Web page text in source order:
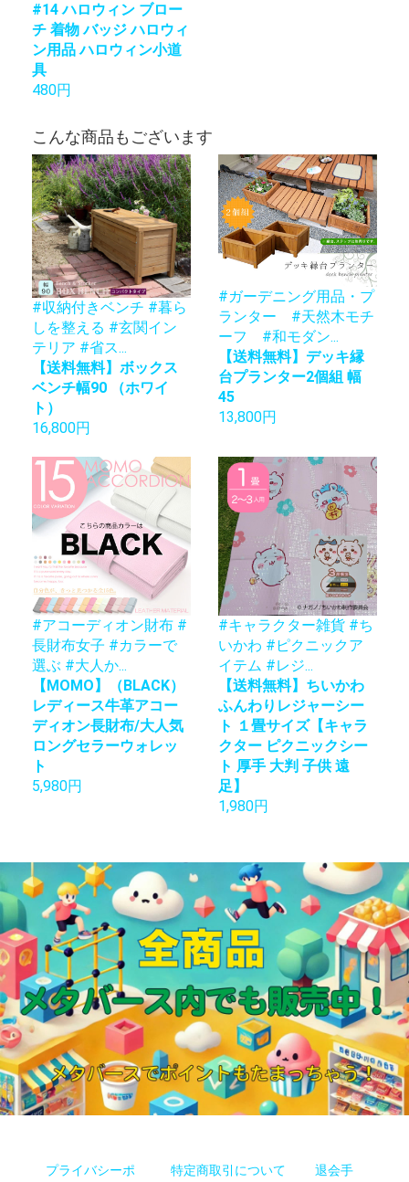
#14 ハロウィン ブロー
チ 着物 バッジ ハロウィ
ン用品 ハロウィン小道
具
480円
こんな商品もございます
#収納付きベンチ #暮ら
しを整える #玄関イン
テリア #省ス...
【送料無料】ボックス
ベンチ幅90 （ホワイ
ト）
16,800円
#ガーデニング用品・プ
ランター #天然木モチ
ーフ #和モダン...
【送料無料】デッキ縁
台プランター2個組 幅
45
13,800円
#アコーディオン財布 #
長財布女子 #カラーで
選ぶ #大人か...
【MOMO】（BLACK）
レディース牛革アコー
ディオン長財布/大人気
ロングセラーウォレッ
ト
5,980円
#キャラクター雑貨 #ち
いかわ #ピクニックア
イテム #レジ...
【送料無料】ちいかわ
ふんわりレジャーシー
ト １畳サイズ【キャラ
クター ピクニックシー
ト 厚手 大判 子供 遠
足】
1,980円
プライバシーポ
特定商取引について
退会手